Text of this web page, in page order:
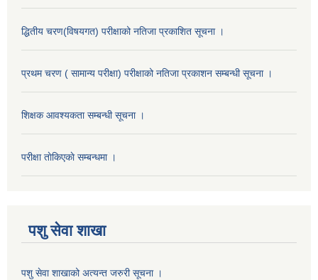
द्धितीय चरण(विषयगत) परीक्षाको नतिजा प्रकाशित सूचना ।
प्रथम चरण ( सामान्य परीक्षा) परीक्षाको नतिजा प्रकाशन सम्बन्धी सूचना ।
शिक्षक आवश्यकता सम्बन्धी सूचना ।
परीक्षा ताेकिएकाे सम्बन्धमा ।
पशु सेवा शाखा
पशु सेवा शाखाको अत्यन्त जरुरी सूचना ।